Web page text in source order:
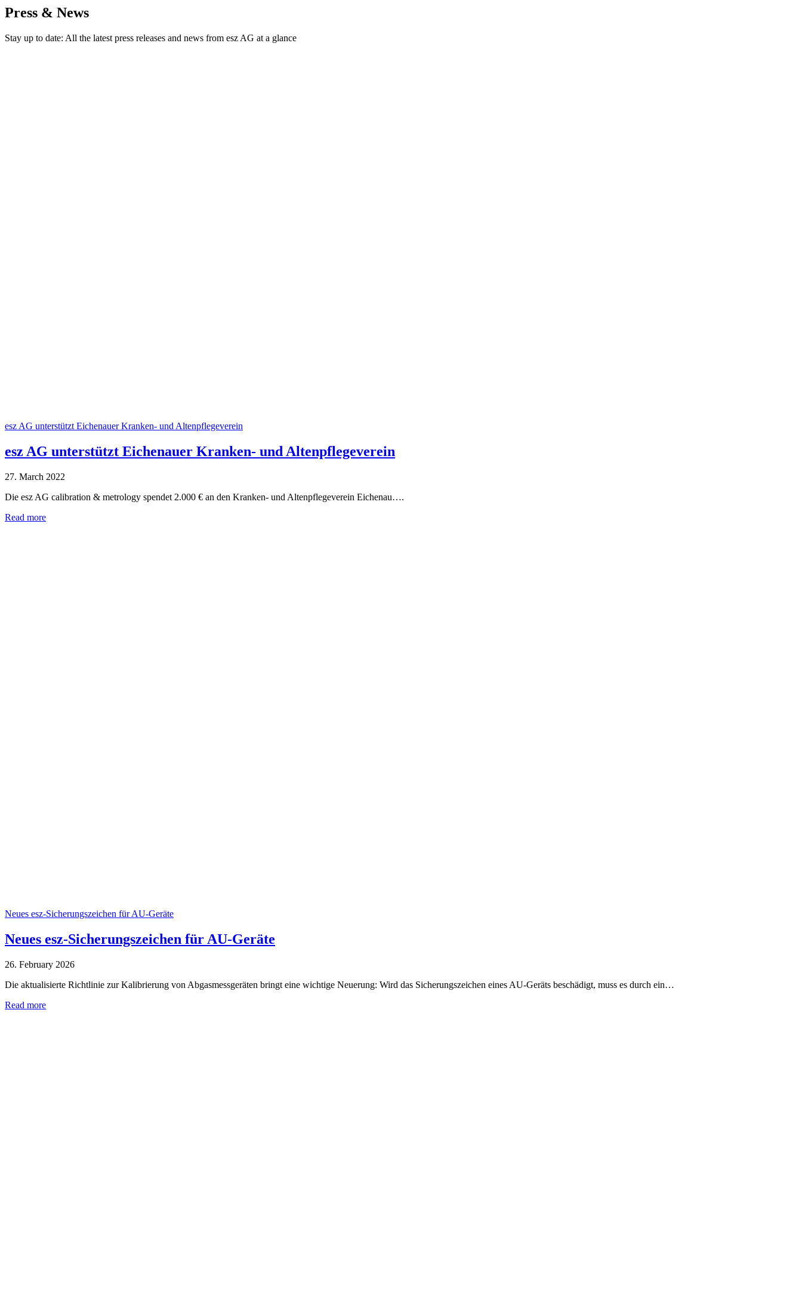
Press & News
Stay up to date: All the latest press releases and news from esz AG at a glance
esz AG unterstützt Eichenauer Kranken- und Altenpflegeverein
esz AG unterstützt Eichenauer Kranken- und Altenpflegeverein
27. March 2022
Die esz AG calibration & metrology spendet 2.000 € an den Kranken- und Altenpflegeverein Eichenau….
Read more
Neues esz‑Sicherungszeichen für AU‑Geräte
Neues esz‑Sicherungszeichen für AU‑Geräte
26. February 2026
Die aktualisierte Richtlinie zur Kalibrierung von Abgasmessgeräten bringt eine wichtige Neuerung: Wird das Sicherungszeichen eines AU-Geräts beschädigt, muss es durch ein…
Read more